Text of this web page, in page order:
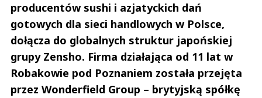
producentów sushi i azjatyckich dań
gotowych dla sieci handlowych w Polsce,
dołącza do globalnych struktur japońskiej
grupy Zensho. Firma działająca od 11 lat w
Robakowie pod Poznaniem została przejęta
przez Wonderfield Group – brytyjską spółkę